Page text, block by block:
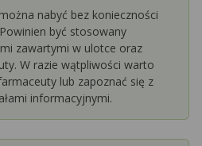
nabyć bez konieczności
być stosowany
zawartymi w ulotce oraz
W razie wątpliwości warto
lub zapoznać się z
informacyjnymi.